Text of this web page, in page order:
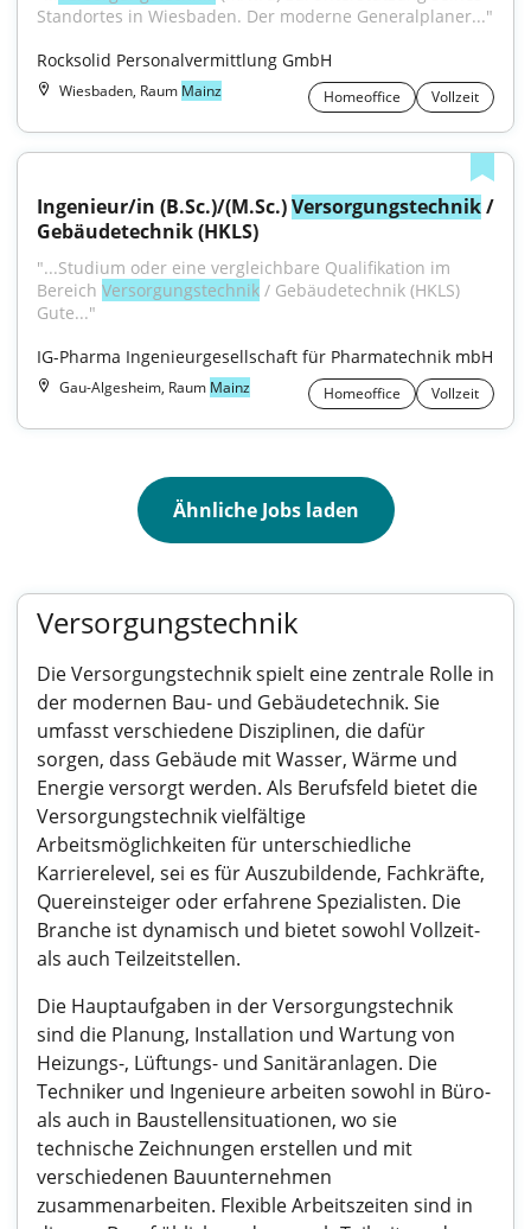
Standortes in Wiesbaden. Der moderne Generalplaner..."
Rocksolid Personalvermittlung GmbH
Wiesbaden, Raum Mainz Homeoffice Vollzeit
Ingenieur/in (B.Sc.)/(M.Sc.) Versorgungstechnik /
Gebäudetechnik (HKLS)
"...Studium oder eine vergleichbare Qualifikation im
Bereich Versorgungstechnik / Gebäudetechnik (HKLS)
Gute..."
IG-Pharma Ingenieurgesellschaft für Pharmatechnik mbH
Gau-Algesheim, Raum Mainz Homeoffice Vollzeit
Ähnliche Jobs laden
Versorgungstechnik
Die Versorgungstechnik spielt eine zentrale Rolle in
der modernen Bau- und Gebäudetechnik. Sie
umfasst verschiedene Disziplinen, die dafür
sorgen, dass Gebäude mit Wasser, Wärme und
Energie versorgt werden. Als Berufsfeld bietet die
Versorgungstechnik vielfältige
Arbeitsmöglichkeiten für unterschiedliche
Karrierelevel, sei es für Auszubildende, Fachkräfte,
Quereinsteiger oder erfahrene Spezialisten. Die
Branche ist dynamisch und bietet sowohl Vollzeit-
als auch Teilzeitstellen.
Die Hauptaufgaben in der Versorgungstechnik
sind die Planung, Installation und Wartung von
Heizungs-, Lüftungs- und Sanitäranlagen. Die
Techniker und Ingenieure arbeiten sowohl in Büro-
als auch in Baustellensituationen, wo sie
technische Zeichnungen erstellen und mit
verschiedenen Bauunternehmen
zusammenarbeiten. Flexible Arbeitszeiten sind in